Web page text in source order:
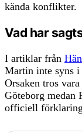
kända konflikter.
Vad har
I artiklar från
Martin inte syns
Orsaken tros
Göteborg medan
officiell